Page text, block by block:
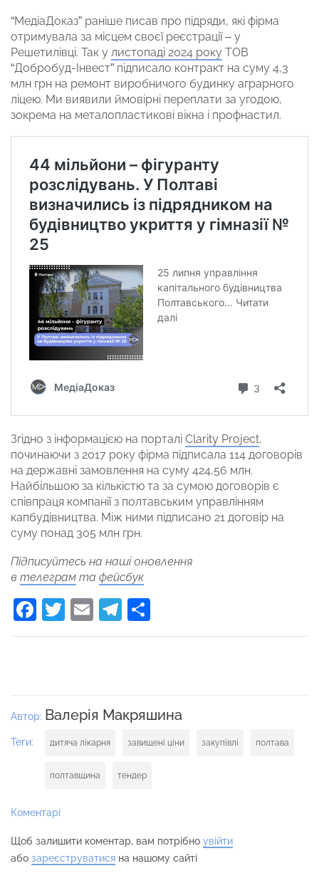
“МедіаДоказ” раніше писав про підряди, які фірма
отримувала за місцем своєї реєстрації – у
Решетилівці. Так у листопаді 2024 року ТОВ
“Добробуд-Інвест” підписало контракт на суму 4,3
млн грн на ремонт виробничого будинку аграрного
ліцею. Ми виявили ймовірні переплати за угодою,
зокрема на металопластикові вікна і профнастил.
Згідно з інформацією на порталі Clarity Project,
починаючи з 2017 року фірма підписала 114 договорів
на державні замовлення на суму 424,56 млн.
Найбільшою за кількістю та за сумою договорів є
співпраця компанії з полтавським управлінням
капбудівництва. Між ними підписано 21 договір на
суму понад 305 млн грн.
Підписуйтесь на наші оновлення
в телеграм та фейсбук
Facebook
Twitter
EmailTelegram
Автор: Валерія Макряшина
Теги: дитяча лікарня завищені ціни закупівлі полтава
полтавщина тендер
Коментарі
Щоб залишити коментар, вам потрібно увійти
або зареєструватися на нашому сайті